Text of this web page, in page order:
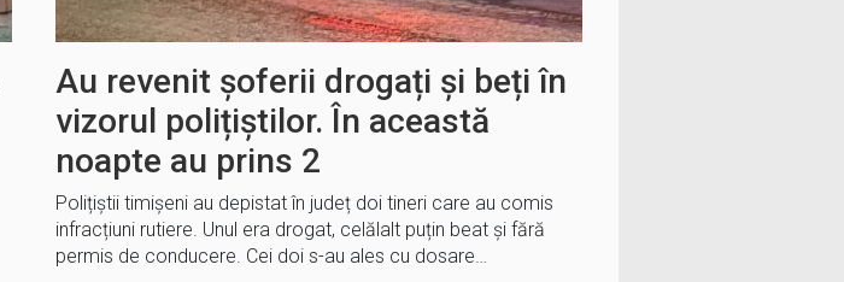
Au revenit șoferii drogați și beți în
vizorul polițiștilor. În această
noapte au prins 2
Polițiștii timișeni au depistat în județ doi tineri care au comis
infracțiuni rutiere. Unul era drogat, celălalt puțin beat și fără
permis de conducere. Cei doi s-au ales cu dosare…